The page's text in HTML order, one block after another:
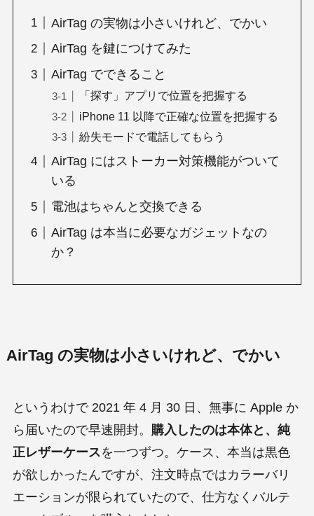
AirTag の実物は小さいけれど、でかい
AirTag を鍵につけてみた
AirTag でできること
「探す」アプリで位置を把握する
iPhone 11 以降で正確な位置を把握する
紛失モードで電話してもらう
AirTag にはストーカー対策機能がついて
いる
電池はちゃんと交換できる
AirTag は本当に必要なガジェットなの
か？
AirTag の実物は小さいけれど、でかい
というわけで 2021 年 4 月 30 日、無事に Apple か
ら届いたので早速開封。 購入したのは本体と、純
正レザーケースを一つずつ。ケース、本当は黒色
が欲しかったんですが、注文時点ではカラーバリ
エーションが限られていたので、仕方なくバルテ